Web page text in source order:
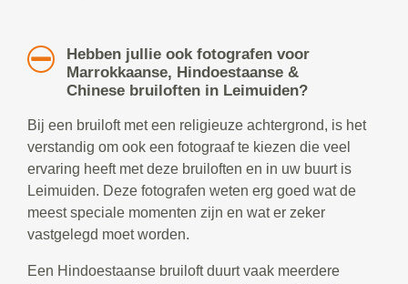
Hebben jullie ook fotografen voor
Marrokkaanse, Hindoestaanse &
Chinese bruiloften in Leimuiden?
Bij een bruiloft met een religieuze achtergrond, is het
verstandig om ook een fotograaf te kiezen die veel
ervaring heeft met deze bruiloften en in uw buurt is
Leimuiden. Deze fotografen weten erg goed wat de
meest speciale momenten zijn en wat er zeker
vastgelegd moet worden.
Een Hindoestaanse bruiloft duurt vaak meerdere